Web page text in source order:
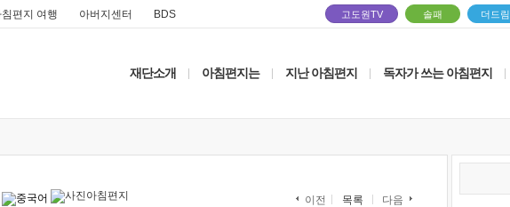
침편지 여행 아버지센터 BDS 고도원TV 솔패 더드림
재단소개 아침편지는 지난 아침편지 독자가 쓰는 아침편지
이전 목록 다음